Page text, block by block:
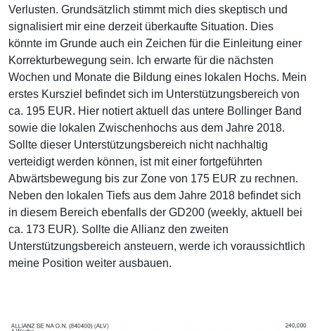
Verlusten. Grundsätzlich stimmt mich dies skeptisch und
signalisiert mir eine derzeit überkaufte Situation. Dies
könnte im Grunde auch ein Zeichen für die Einleitung einer
Korrekturbewegung sein. Ich erwarte für die nächsten
Wochen und Monate die Bildung eines lokalen Hochs. Mein
erstes Kursziel befindet sich im Unterstützungsbereich von
ca. 195 EUR. Hier notiert aktuell das untere Bollinger Band
sowie die lokalen Zwischenhochs aus dem Jahre 2018.
Sollte dieser Unterstützungsbereich nicht nachhaltig
verteidigt werden können, ist mit einer fortgeführten
Abwärtsbewegung bis zur Zone von 175 EUR zu rechnen.
Neben den lokalen Tiefs aus dem Jahre 2018 befindet sich
in diesem Bereich ebenfalls der GD200 (weekly, aktuell bei
ca. 173 EUR). Sollte die Allianz den zweiten
Unterstützungsbereich ansteuern, werde ich voraussichtlich
meine Position weiter ausbauen.